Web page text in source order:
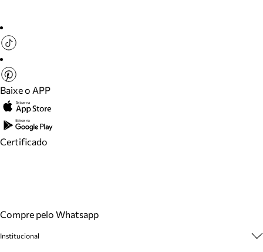
Baixe o APP
Certificado
Compre pelo Whatsapp
Institucional